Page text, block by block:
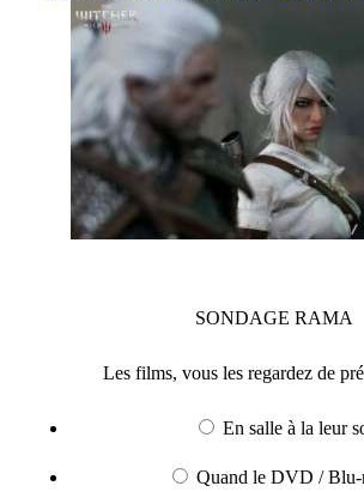
SONDAGE RAMA
Les films, vous les regardez de
En salle à la leur
Quand le DVD / Blu-